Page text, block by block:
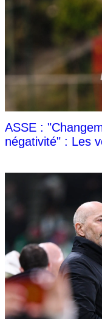
ASSE :
négativité" : Les